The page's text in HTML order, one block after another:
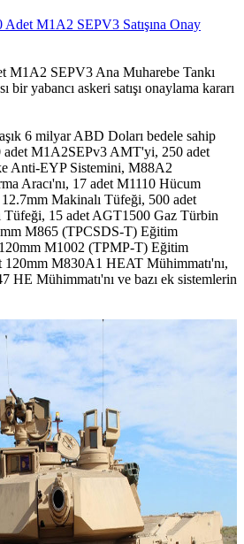
M1A2 SEPV3 Satışına Onay
M1A2 SEPV3 Ana Muharebe Tankı
bir yabancı askeri satışı onaylama kararı
6 milyar ABD Doları bedele sahip
adet M1A2SEPv3 AMT'yi, 250 adet
Anti-EYP Sistemini, M88A2
Aracı'nı, 17 adet M1110 Hücum
Makinalı Tüfeği, 500 adet
15 adet AGT1500 Gaz Türbin
M865 (TPCSDS-T) Eğitim
M1002 (TPMP-T) Eğitim
120mm M830A1 HEAT Mühimmatı'nı,
HE Mühimmatı'nı ve bazı ek sistemlerin